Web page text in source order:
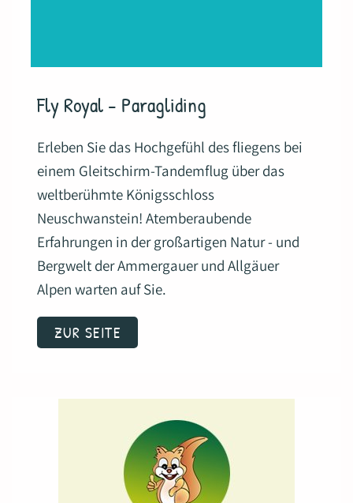
Fly Royal - Paragliding
Erleben Sie das Hochgefühl des fliegens bei
einem Gleitschirm-Tandemflug über das
weltberühmte Königsschloss
Neuschwanstein! Atemberaubende
Erfahrungen in der großartigen Natur - und
Bergwelt der Ammergauer und Allgäuer
Alpen warten auf Sie.
ZUR SEITE